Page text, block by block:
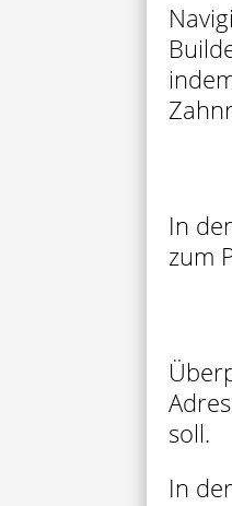
In
zum
soll.
In